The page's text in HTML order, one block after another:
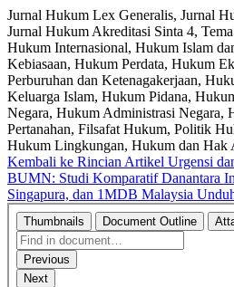
Jurnal Hukum Lex Generalis, Jurnal
Jurnal Hukum Akreditasi Sinta 4,
Hukum Internasional, Hukum Islam
Kebiasaan, Hukum Perdata, Hukum
Perburuhan dan Ketenagakerjaan,
Keluarga Islam, Hukum Pidana,
Negara, Hukum Administrasi Negara,
Pertanahan, Filsafat Hukum, Politik
Hukum Lingkungan, Hukum dan Hak
Kembali ke Rincian Artikel Urgensi
BUMN: Studi Komparatif Danantara
Singapura, dan 1MDB Malaysia